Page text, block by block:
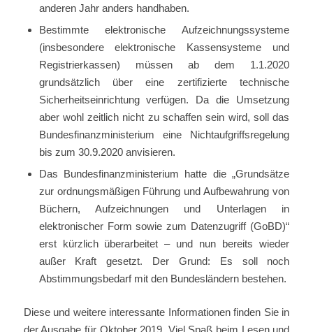
anderen Jahr anders handhaben.
Bestimmte elektronische Aufzeichnungssysteme
(insbesondere elektronische Kassensysteme und
Registrierkassen) müssen ab dem 1.1.2020
grundsätzlich über eine zertifizierte technische
Sicherheitseinrichtung verfügen. Da die Umsetzung
aber wohl zeitlich nicht zu schaffen sein wird, soll das
Bundesfinanzministerium eine Nichtaufgriffsregelung
bis zum 30.9.2020 anvisieren.
Das Bundesfinanzministerium hatte die „Grundsätze
zur ordnungsmäßigen Führung und Aufbewahrung von
Büchern, Aufzeichnungen und Unterlagen in
elektronischer Form sowie zum Datenzugriff (GoBD)“
erst kürzlich überarbeitet – und nun bereits wieder
außer Kraft gesetzt. Der Grund: Es soll noch
Abstimmungsbedarf mit den Bundesländern bestehen.
Diese und weitere interessante Informationen finden Sie in